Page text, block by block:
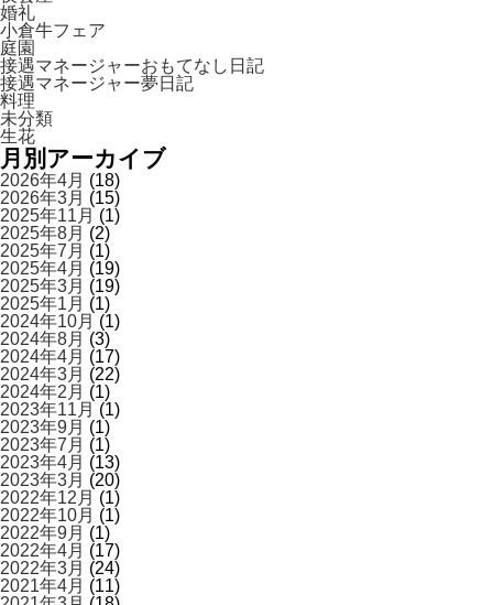
婚礼
小倉牛フェア
庭園
接遇マネージャーおもてなし日記
接遇マネージャー夢日記
料理
未分類
生花
月別アーカイブ
2026年4月 (18)
2026年3月 (15)
2025年11月 (1)
2025年8月 (2)
2025年7月 (1)
2025年4月 (19)
2025年3月 (19)
2025年1月 (1)
2024年10月 (1)
2024年8月 (3)
2024年4月 (17)
2024年3月 (22)
2024年2月 (1)
2023年11月 (1)
2023年9月 (1)
2023年7月 (1)
2023年4月 (13)
2023年3月 (20)
2022年12月 (1)
2022年10月 (1)
2022年9月 (1)
2022年4月 (17)
2022年3月 (24)
2021年4月 (11)